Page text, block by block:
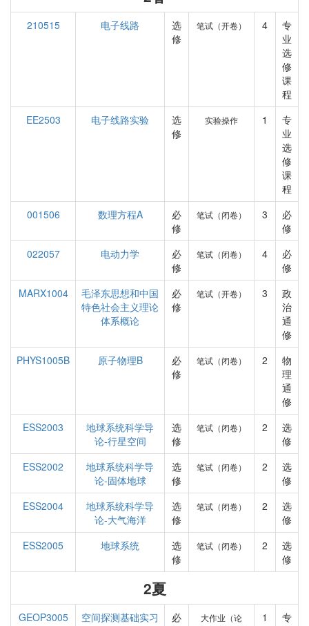
210515 电子线路
选
修
笔试（开卷） 4
专
业
选
修
课
程
EE2503
电子线路实验
选
修
实验操作 1
专
业
选
修
课
程
001506
数理方程A
必
修
笔试（闭卷） 3
必
修
022057
电动力学
必
修
笔试（闭卷） 4
必
修
MARX1004
毛泽东思想和中国
特色社会主义理论
体系概论
必
修
笔试（开卷） 3
政
治
通
修
PHYS1005B
原子物理B
必
修
笔试（闭卷） 2
物
理
通
修
ESS2003
地球系统科学导
论-行星空间
选
修
笔试（闭卷） 2
选
修
ESS2002
地球系统科学导
论-固体地球
选
修
笔试（闭卷） 2
选
修
ESS2004
地球系统科学导
论-大气海洋
选
修
笔试（闭卷） 2
选
修
ESS2005
地球系统
选
修
笔试（闭卷） 2
选
修
2夏
GEOP3005 空间探测基础实习
必
大作业（论
1
专